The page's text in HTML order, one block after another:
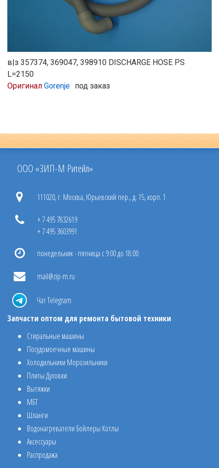
в|з 357374, 369047, 398910 DISCHARGE HOSE PS
L=2150
Оригинал Gorenje под заказ
ООО «ЗИП-М Ритейл»
111020, г. Москва, Юрьевский пер., д. 15, корп. 1
+ 7 495 7832619
+ 7 495 3603991
понедельник - пятница с 9:00 до 18:00
mail@zip-m.ru
Чат Telegram
Запчасти оптом для ремонта бытовой техники
Стиральные машины
Посудомоечные машины
Холодильники Морозильники
Плиты Духовки
Вытяжки
МБТ
Шланги
Водонагреватели Бойлеры Котлы
Аксессуары
Распродажа